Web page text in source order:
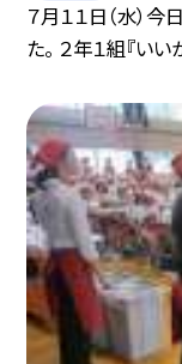
７月１１日（水）
た。 ２年１組『いい